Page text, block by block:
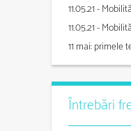
11.05.21 -
11.05.21 -
11 mai: primele
Întrebări